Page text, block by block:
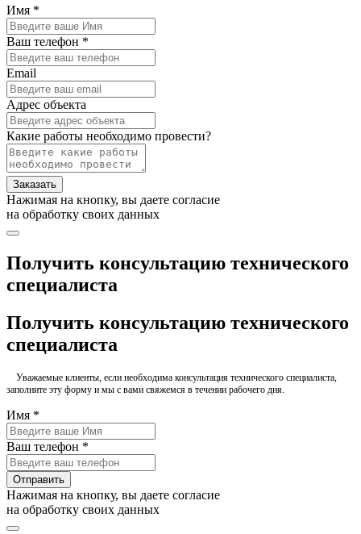
Имя *
Ваш телефон *
Email
Адрес объекта
Какие работы необходимо провести?
Заказать
Нажимая на кнопку, вы даете согласие
на обработку своих данных
Получить консультацию технического
специалиста
Получить консультацию технического
специалиста
Уважаемые клиенты, если необходима консультация технического специалиста,
заполните эту форму и мы с вами свяжемся в течении рабочего дня.
Имя *
Ваш телефон *
Отправить
Нажимая на кнопку, вы даете согласие
на обработку своих данных